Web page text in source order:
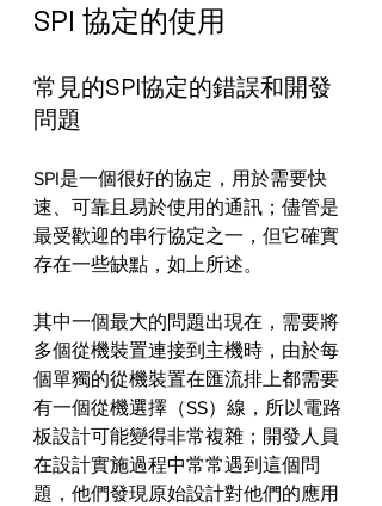
SPI 協定的使用
常見的SPI協定的錯誤和開發
問題
SPI是一個很好的協定，用於需要快
速、可靠且易於使用的通訊；儘管是
最受歡迎的串行協定之一，但它確實
存在一些缺點，如上所述。
其中一個最大的問題出現在，需要將
多個從機裝置連接到主機時，由於每
個單獨的從機裝置在匯流排上都需要
有一個從機選擇（SS）線，所以電路
板設計可能變得非常複雜；開發人員
在設計實施過程中常常遇到這個問
題，他們發現原始設計對他們的應用